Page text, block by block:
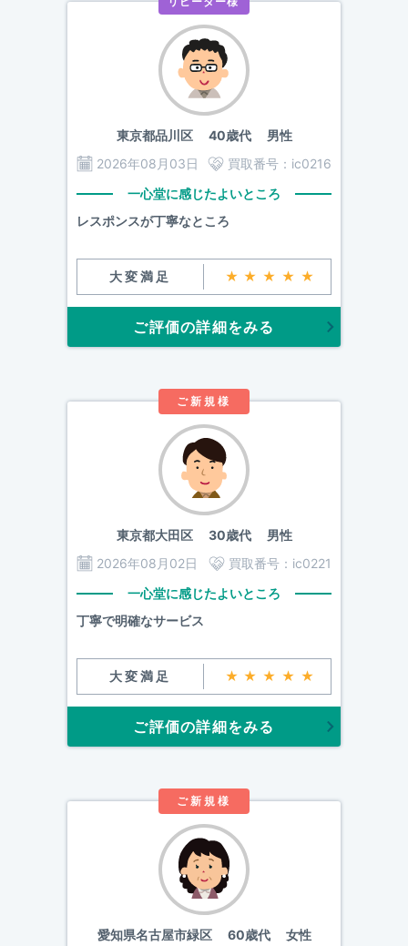
東京都品川区40歳代 男性
2026年08月03日
買取番号： ic0216
一心堂に感じたよいところ
レスポンスが丁寧なところ
大変満足 ★★★★★
ご評価の詳細をみる
ご新規様
東京都大田区30歳代 男性
2026年08月02日
買取番号： ic0221
一心堂に感じたよいところ
丁寧で明確なサービス
大変満足 ★★★★★
ご評価の詳細をみる
ご新規様
愛知県名古屋市緑区60歳代 女性